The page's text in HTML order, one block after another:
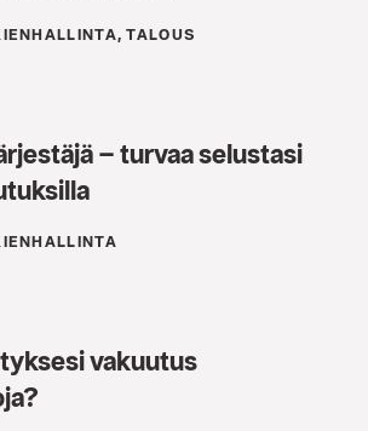
TALOUS
– turvaa selustasi
vakuutus